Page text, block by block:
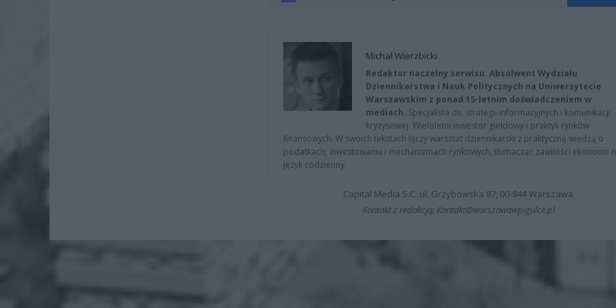
Michał Wierzbicki
Redaktor naczelny serwisu. Absolwent Wydziału
Dziennikarstwa i Nauk Politycznych na Uniwersytecie
Warszawskim z ponad 15-letnim doświadczeniem w
mediach. Specjalista ds. strategii informacyjnych i komunikacji
kryzysowej. Wieloletni inwestor giełdowy i praktyk rynków
finansowych. W swoich tekstach łączy warsztat dziennikarski z praktyczną wiedzą o
podatkach, inwestowaniu i mechanizmach rynkowych, tłumacząc zawiłości ekonomii
język codzienny.
Capital Media S.C. ul. Grzybowska 87, 00-844 Warszawa
Kontakt z redakcją: Kontakt@warszawawpigulce.pl